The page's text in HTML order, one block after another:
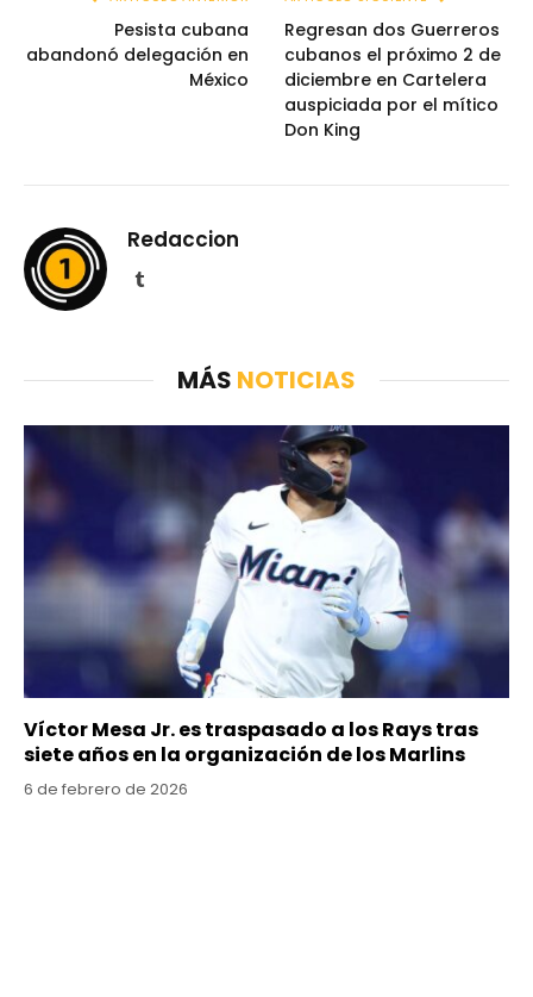
Pesista cubana
abandonó delegación en
México
Regresan dos Guerreros
cubanos el próximo 2 de
diciembre en Cartelera
auspiciada por el mítico
Don King
Redaccion
Tumblr
MÁS NOTICIAS
Víctor Mesa Jr. es traspasado a los Rays tras
siete años en la organización de los Marlins
6 de febrero de 2026